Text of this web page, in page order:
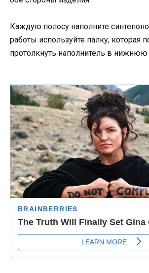
Каждую полосу наполните
работы используйте палку, которая
протолкнуть наполнитель в нижнюю